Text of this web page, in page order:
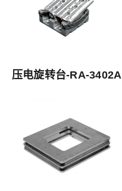
压电旋转台-RA-3402A